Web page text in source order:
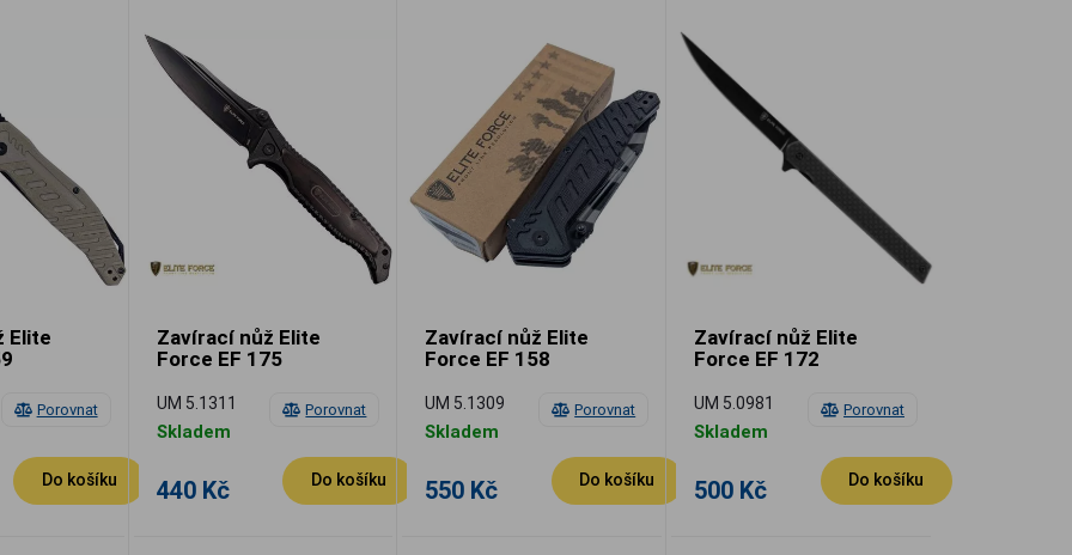
Porovnat
Elite
Do košíku
Porovnat
Zavírací nůž Elite
Force EF 175
UM 5.1311
Skladem
440 Kč Do košíku
Porovnat
Zavírací nůž Elite
Force EF 158
UM 5.1309
Skladem
550 Kč Do košíku
Porovnat
Zavírací nůž Elite
Force EF 172
UM 5.0981
Skladem
500 Kč Do košíku